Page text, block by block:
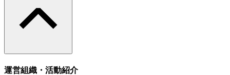
運営組織・活動紹介